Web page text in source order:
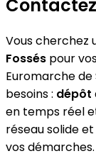
Vous cherchez
Fossés pour
Euromarche de
besoins : dépôt
en temps réel
réseau solide
vos démarches.